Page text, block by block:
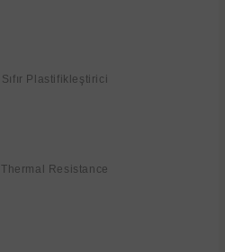
Sıfır Plastifikleştirici
Thermal Resistance